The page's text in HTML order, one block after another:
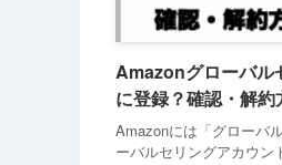
Amazonグローバル
に登録？確認・解約
Amazonには「グローバ
ーバルセリングアカウン